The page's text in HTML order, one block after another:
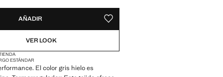
AÑADIR GUARDAR COMO FAVORITO
VER LOOK
ESTÁNDAR
El color gris hielo es